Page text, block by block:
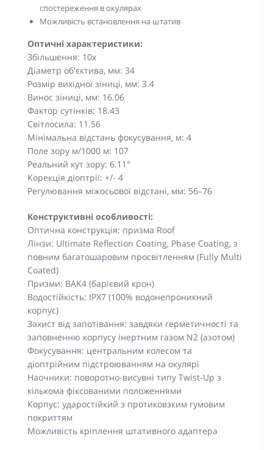
спостереження в окулярах
Можливість встановлення на штатив
Оптичні характеристики:
Збільшення: 10x
Діаметр об'єктива, мм: 34
Розмір вихідної зіниці, мм: 3.4
Винос зіниці, мм: 16.06
Фактор сутінків: 18.43
Світлосила: 11.56
Мінімальна відстань фокусування, м: 4
Поле зору м/1000 м: 107
Реальний кут зору: 6.11°
Корекція діоптрії: +/- 4
Регулювання міжосьової відстані, мм: 56–76
Конструктивні особливості:
Оптична конструкція: призма Roof
Лінзи: Ultimate Reflection Coating, Phase Coating, з
повним багатошаровим просвітленням (Fully Multi
Coated)
Призми: BAK4 (барієвий крон)
Водостійкість: IPX7 (100% водонепроникний
корпус)
Захист від запотівання: завдяки герметичності та
заповненню корпусу інертним газом N2 (азотом)
Фокусування: центральним колесом та
діоптрійним підстроюванням на окулярі
Наочники: поворотно-висувні типу Twist-Up з
кількома фіксованими положеннями
Корпус: ударостійкий з протиковзким гумовим
покриттям
Можливість кріплення штативного адаптера